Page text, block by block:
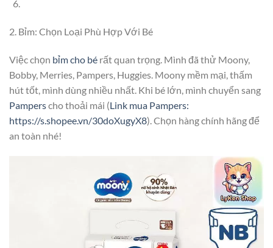
2. Bỉm: Chọn Loại Phù Hợp Với Bé
Việc chọn bỉm cho bé rất quan trọng. Mình đã thử Moony,
Bobby, Merries, Pampers, Huggies. Moony mềm mại, thấm
hút tốt, mình dùng nhiều nhất. Khi bé lớn, mình chuyển sang
Pamperscho thoải mái (Link mua Pampers:
https://s.shopee.vn/30doXugyX8). Chọn hàng chính hãng để
an toàn nhé!